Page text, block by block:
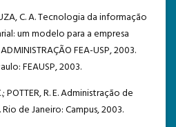
C. A. Tecnologia da informação
um modelo para a empresa
FEA-USP, 2003.
FEAUSP, 2003.
POTTER, R. E. Administração de
de Janeiro: Campus, 2003.